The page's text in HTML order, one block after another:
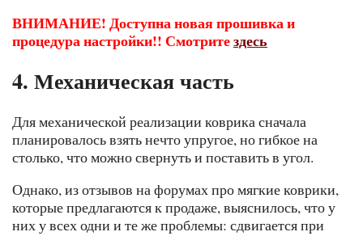
ВНИМАНИЕ! Доступна новая прошивка и
процедура настройки!! Смотритездесь
4. Механическая часть
Для механической реализации коврика сначала
планировалось взять нечто упругое, но гибкое на
столько, что можно свернуть и поставить в угол.
Однако, из отзывов на форумах про мягкие коврики,
которые предлагаются к продаже, выяснилось, что у
них у всех одни и те же проблемы: сдвигается при